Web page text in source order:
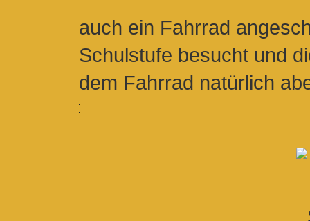
auch ein Fahrrad
Schulstufe besucht und
dem Fahrrad natürlich